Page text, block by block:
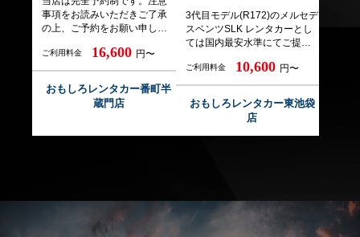
比較して重量も1670kgと比較
的軽量。4Lのコンパクトなエ
ンジンで凄まじい加速と素直
はスーパースポーツといって
いいAMGです。 ━ ━ ━ ━ ━
━ ━ ━ ━ ━ ━ ━ ━ ━ ━ ━
━ ━ ━ ━ ━ ━ ━ ━ ━ ━ ━
お応えいたします）誠に恐れ
入りますが、弊社は高級ホテ
ルや高級デパートのような接
あらかじめご了承ください。
また中古車を利用してレンタ
カーとしておりますので一部
使用感はあります。 ━ ━ ━
す。 高級な素材を用いててい
ねいに作り込み、上質さと実
用性を両立したというインテ
温風を吹き出して首の周囲を
暖める「エアスカーフ」など
のカブリオレ専用装備を追
加。さらにソフトトップの開
閉状態に応じて空調を制御す
る、専用開発のクライメート
（最高出力156ps、最大トルク
25.5kgm）は軽快な走りと燃
費を両立しています。 是非と
事項をお読みいただきご了承
の上、ご予約をお願い申し上
でも貸し出しができる時間帯
があります。 ショップクロー
ズの時間帯を避ければ、また
いでのご利用が可能です。 ※
割引適用や早朝・夜間手数料
さい）はレンタカーご利用時
す。ご相談下さい。 ※番町半
蔵門店ではメルセデス・ベン
ツE250カブリオレ、BMW220i
ご利用料金 16,600 円〜
おもしろレンタカー番町半
蔵門店
3代目モデル(R172)のメルセデ
スベンツSLK レンタカーとし
ては国内最安水準にてご提供
車内のボタン操作はわずか20
秒弱でオープンカーにもクー
ペにもなる電動バリオルーフ
を持ち、 非日常な空間を味わ
える一台です。 2シーターの室
内空間は大柄な大人でも十分
のアップダウンを使った運転
を楽しめます。アクセルを踏
み込めば、ターボらしい加速
ご利用料金 10,600 円〜
おもしろレンタカー東池袋
店